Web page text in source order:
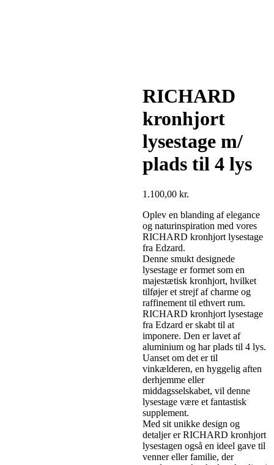
RICHARD
kronhjort
lysestage m/
plads til 4 lys
1.100,00 kr.
Oplev en blanding af elegance
og naturinspiration med vores
RICHARD kronhjort lysestage
fra Edzard.
Denne smukt designede
lysestage er formet som en
majestætisk kronhjort, hvilket
tilføjer et strejf af charme og
raffinement til ethvert rum.
RICHARD kronhjort lysestage
fra Edzard er skabt til at
imponere. Den er lavet af
aluminium og har plads til 4 lys.
Uanset om det er til
vinkælderen, en hyggelig aften
derhjemme eller
middagsselskabet, vil denne
lysestage være et fantastisk
supplement.
Med sit unikke design og
detaljer er RICHARD kronhjort
lysestagen også en ideel gave til
venner eller familie, der